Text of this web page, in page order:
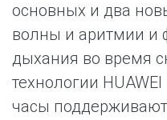
основных и два
волны и аритмии и
дыхания во время
технологии
часы